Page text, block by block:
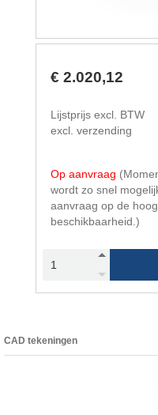
€ 2.020,12
Lijstprijs excl. BTW
excl. verzending
Op aanvraag
wordt zo snel
aanvraag op de
beschikbaarheid.)
CAD tekeningen